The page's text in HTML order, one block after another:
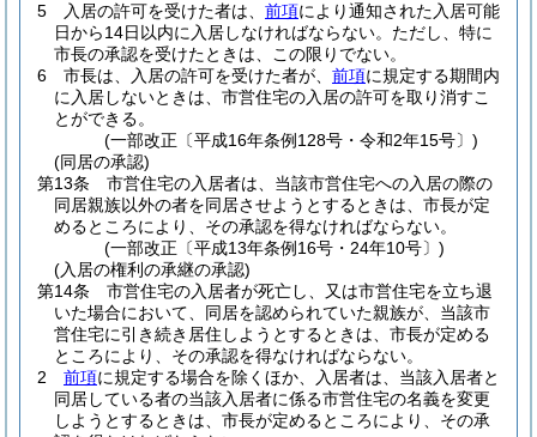
5
入居の許可を受けた者は、 前項により通知された入居可能
日から14日以内に入居しなければならない。 ただし、特に
市長の承認を受けたときは、この限りでない。
6
市長は、入居の許可を受けた者が、 前項に規定する期間内
に入居しないときは、市営住宅の入居の許可を取り消すこ
とができる。
(一部改正〔平成16年条例128号・令和2年15号〕)
(同居の承認)
第13条
市営住宅の入居者は、当該市営住宅への入居の際の
同居親族以外の者を同居させようとするときは、市長が定
めるところにより、その承認を得なければならない。
(一部改正〔平成13年条例16号・24年10号〕)
(入居の権利の承継の承認)
第14条
市営住宅の入居者が死亡し、又は市営住宅を立ち退
いた場合において、同居を認められていた親族が、当該市
営住宅に引き続き居住しようとするときは、市長が定める
ところにより、その承認を得なければならない。
2
前項に規定する場合を除くほか、入居者は、当該入居者と
同居している者の当該入居者に係る市営住宅の名義を変更
しようとするときは、市長が定めるところにより、その承